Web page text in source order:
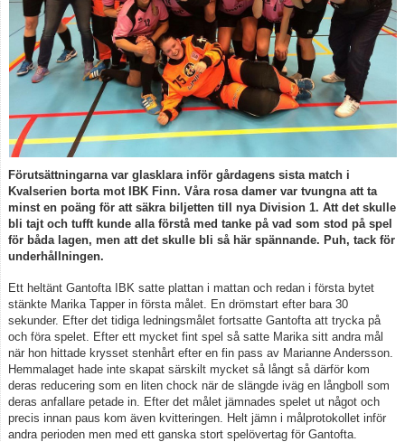
Kalender
Bemannings schema
Spelarstatistik
Kontakt
Förutsättningarna var glasklara inför gårdagens sista match i
Kvalserien borta mot IBK Finn. Våra rosa damer var tvungna att ta
minst en poäng för att säkra biljetten till nya Division 1. Att det skulle
bli tajt och tufft kunde alla förstå med tanke på vad som stod på spel
för båda lagen, men att det skulle bli så här spännande. Puh, tack för
underhållningen.
Ett heltänt Gantofta IBK satte plattan i mattan och redan i första bytet
stänkte Marika Tapper in första målet. En drömstart efter bara 30
sekunder. Efter det tidiga ledningsmålet fortsatte Gantofta att trycka på
och föra spelet. Efter ett mycket fint spel så satte Marika sitt andra mål
när hon hittade krysset stenhårt efter en fin pass av Marianne Andersson.
Hemmalaget hade inte skapat särskilt mycket så långt så därför kom
deras reducering som en liten chock när de slängde iväg en långboll som
deras anfallare petade in. Efter det målet jämnades spelet ut något och
precis innan paus kom även kvitteringen. Helt jämn i målprotokollet inför
andra perioden men med ett ganska stort spelövertag för Gantofta.